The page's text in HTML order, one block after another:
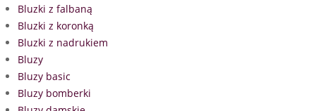
Bluzki z falbaną
Bluzki z koronką
Bluzki z nadrukiem
Bluzy
Bluzy basic
Bluzy bomberki